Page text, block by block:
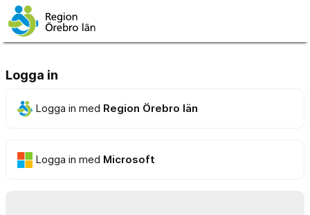
Logga in
Logga in med Region Örebro län
Logga in med Microsoft